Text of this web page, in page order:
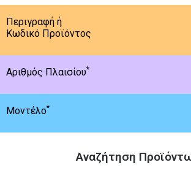
Περιγραφή ή
Κωδικό Προϊόντος
Αριθμός Πλαισίου*
Μοντέλο*
Αναζήτηση